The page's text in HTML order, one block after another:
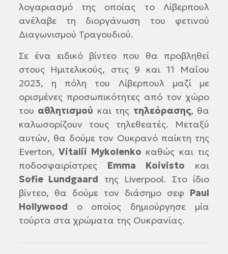
λογαριασμό της οποίας το Λίβερπουλ
ανέλαβε τη διοργάνωση του φετινού
Διαγωνισμού Τραγουδιού.
Σε ένα ειδικό βίντεο που θα προβληθεί
στους Ημιτελικούς, στις 9 και 11 Μαΐου
2023, η πόλη του Λίβερπουλ μαζί με
ορισμένες προσωπικότητες από τον χώρο
του αθλητισμού και της τηλεόρασης, θα
καλωσορίζουν τους τηλεθεατές. Μεταξύ
αυτών, θα δούμε τον Ουκρανό παίκτη της
Everton,Vitalii Mykolenko καθώς και τις
ποδοσφαιρίστρες Emma Koivisto και
Sofie Lundgaard της Liverpool. Στο ίδιο
βίντεο, θα δούμε τον διάσημο σεφ Paul
Hollywood ο οποίος δημιούργησε μία
τούρτα στα χρώματα της Ουκρανίας.